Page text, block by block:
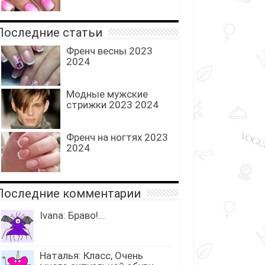
статьи
Френч весны 2023
2024
Модные мужские
стрижки 2023 2024
Френч на ногтях 2023
2024
комментарии
Ivana: Браво!...
Наталья: Класс, Очень